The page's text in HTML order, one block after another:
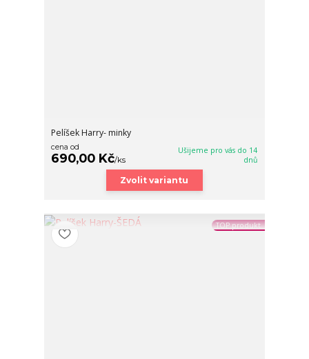
Pelíšek Harry- minky
cena od
690,00 Kč/ks
Ušijeme pro vás do 14
dnů
Zvolit variantu
TOP produkt